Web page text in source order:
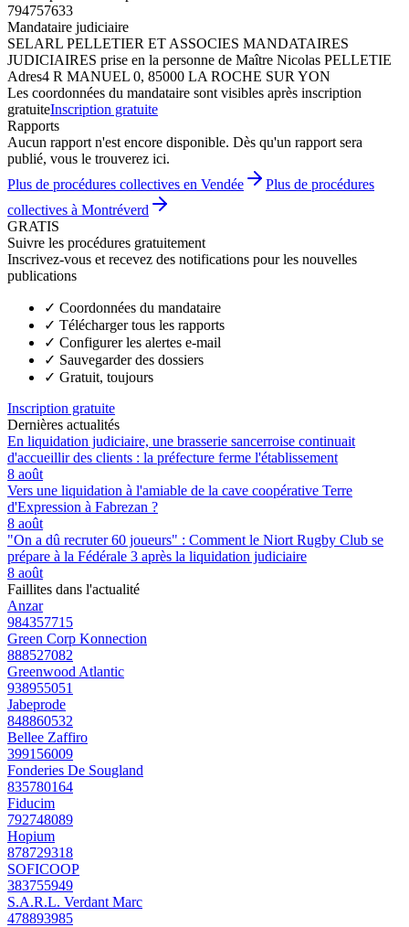
794757633
Mandataire judiciaire
SELARL PELLETIER ET ASSOCIES MANDATAIRES
JUDICIAIRES prise en la personne de Maître Nicolas PELLETIE
Adres4 R MANUEL 0, 85000 LA ROCHE SUR YON
Les coordonnées du mandataire sont visibles après inscription
gratuiteInscription gratuite
Rapports
Aucun rapport n'est encore disponible. Dès qu'un rapport sera
publié, vous le trouverez ici.
Plus de procédures collectives en Vendée
Plus de procédures
collectives à Montréverd
GRATIS
Suivre les procédures gratuitement
Inscrivez-vous et recevez des notifications pour les nouvelles
publications
✓ Coordonnées du mandataire
✓ Télécharger tous les rapports
✓ Configurer les alertes e-mail
✓ Sauvegarder des dossiers
✓ Gratuit, toujours
Inscription gratuite
Dernières actualités
En liquidation judiciaire, une brasserie sancerroise continuait
d'accueillir des clients : la préfecture ferme l'établissement
8 août
Vers une liquidation à l'amiable de la cave coopérative Terre
d'Expression à Fabrezan ?
8 août
"On a dû recruter 60 joueurs" : Comment le Niort Rugby Club se
prépare à la Fédérale 3 après la liquidation judiciaire
8 août
Faillites dans l'actualité
Anzar
984357715
Green Corp Konnection
888527082
Greenwood Atlantic
938955051
Jabeprode
848860532
Bellee Zaffiro
399156009
Fonderies De Sougland
835780164
Fiducim
792748089
Hopium
878729318
SOFICOOP
383755949
S.A.R.L. Verdant Marc
478893985